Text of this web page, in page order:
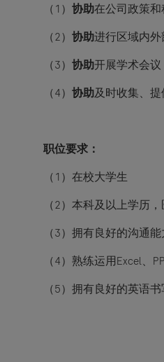
（1 ） 协助在公司政策
（2） 协助进行区域内
（3） 协助开展学术会
（4） 协助及时收集、
职位要求：
（1 ）在校大学生
（2）本科及以上学历
（3）拥有良好的沟通
（4）熟练运用Excel、
（5）拥有良好的英语书